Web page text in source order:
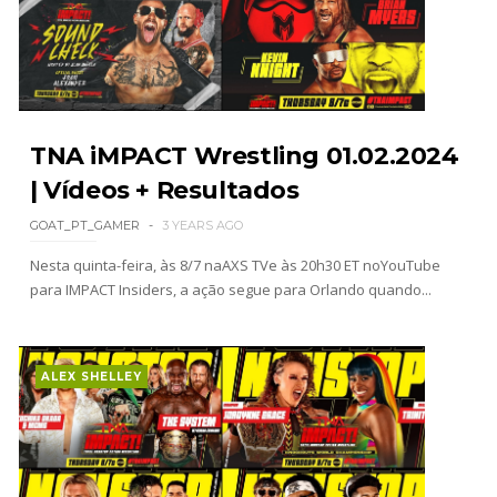
México revelado
SCSA867-Aug 07 2026
propostas após saída da WWE e pondera o
próximo passo
SCSA867-Aug 07 2026
WWE: Regresso de Stephanie Vaquer foi adiado
por várias semanas
ESTAGNAÇÃO NO MAIN EVENT? Triple H
responde a críticas e deixa aviso claro aos
lutadores da WWE
TNA iMPACT Wrestling 01.02.2024
| Vídeos + Resultados
GOAT_PT_GAMER 3 YEARS AGO
Nesta quinta-feira, às 8/7 naAXS TVe às 20h30 ET noYouTube
para IMPACT Insiders, a ação segue para Orlando quando...
ALEX SHELLEY